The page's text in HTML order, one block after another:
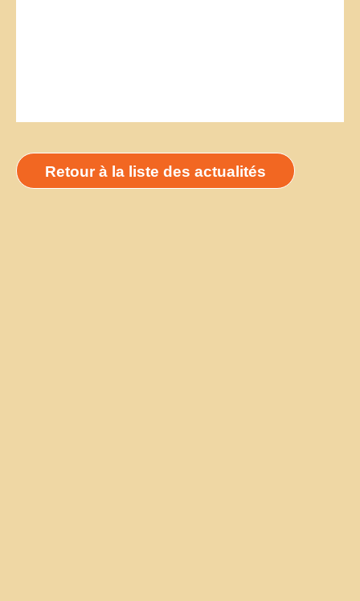
Retour à la liste des actualités